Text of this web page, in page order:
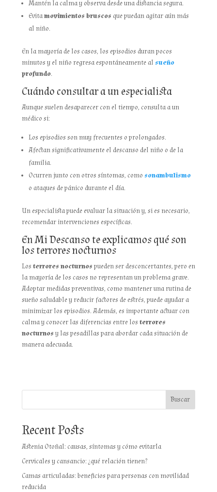
Mantén la calma y observa desde una distancia segura.
Evitamovimientos bruscos que puedan agitar aún más
al niño.
En la mayoría de los casos, los episodios duran pocos
minutos y el niño regresa espontáneamente al sueño
profundo.
Cuándo consultar a un especialista
Aunque suelen desaparecer con el tiempo, consulta a un
médico si:
Los episodios son muy frecuentes o prolongados.
Afectan significativamente el descanso del niño o de la
familia.
Ocurren junto con otros síntomas, como sonambulismo
o ataques de pánico durante el día.
Un especialista puede evaluar la situación y, si es necesario,
recomendar intervenciones específicas.
En Mi Descanso te explicamos qué son
los terrores nocturnos
Los terrores nocturnos pueden ser desconcertantes, pero en
la mayoría de los casos no representan un problema grave.
Adoptar medidas preventivas, como mantener una rutina de
sueño saludable y reducir factores de estrés, puede ayudar a
minimizar los episodios. Además, es importante actuar con
calma y conocer las diferencias entre los terrores
nocturnos y las pesadillas para abordar cada situación de
manera adecuada.
Buscar
Recent Posts
Astenia Otoñal: causas, síntomas y cómo evitarla
Cervicales y cansancio: ¿qué relación tienen?
Camas articuladas: beneficios para personas con movilidad
reducida